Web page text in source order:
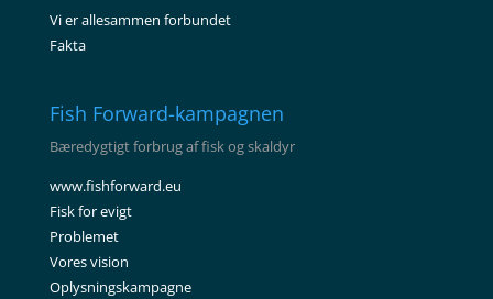
Vi er allesammen forbundet
Fakta
Fish Forward-kampagnen
Bæredygtigt forbrug af fisk og skaldyr
www.fishforward.eu
Fisk for evigt
Problemet
Vores vision
Oplysningskampagne